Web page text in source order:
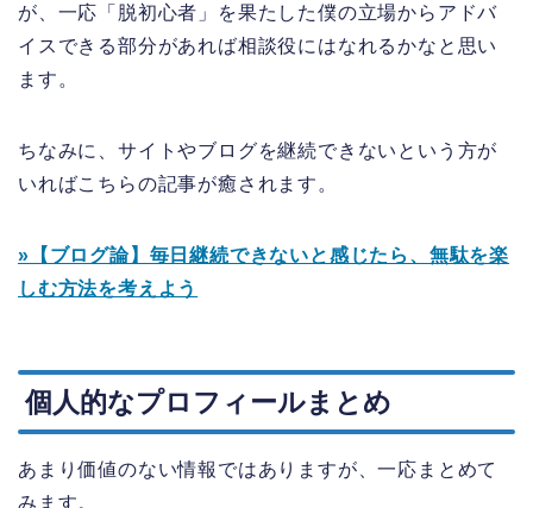
が、一応「脱初心者」を果たした僕の立場からアドバ
イスできる部分があれば相談役にはなれるかなと思い
ます。
ちなみに、サイトやブログを継続できないという方が
いればこちらの記事が癒されます。
»【ブログ論】毎日継続できないと感じたら、無駄を楽
しむ方法を考えよう
個人的なプロフィールまとめ
あまり価値のない情報ではありますが、一応まとめて
みます。